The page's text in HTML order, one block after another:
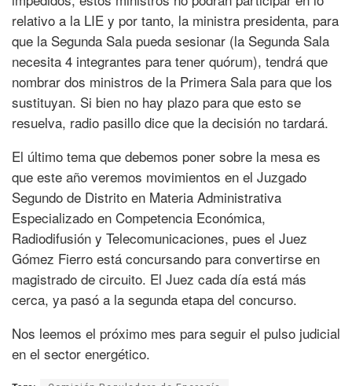
relativo a la LIE y por tanto, la ministra presidenta, para
que la Segunda Sala pueda sesionar (la Segunda Sala
necesita 4 integrantes para tener quórum), tendrá que
nombrar dos ministros de la Primera Sala para que los
sustituyan. Si bien no hay plazo para que esto se
resuelva, radio pasillo dice que la decisión no tardará.
El último tema que debemos poner sobre la mesa es
que este año veremos movimientos en el Juzgado
Segundo de Distrito en Materia Administrativa
Especializado en Competencia Económica,
Radiodifusión y Telecomunicaciones, pues el Juez
Gómez Fierro está concursando para convertirse en
magistrado de circuito. El Juez cada día está más
cerca, ya pasó a la segunda etapa del concurso.
Nos leemos el próximo mes para seguir el pulso judicial
en el sector energético.